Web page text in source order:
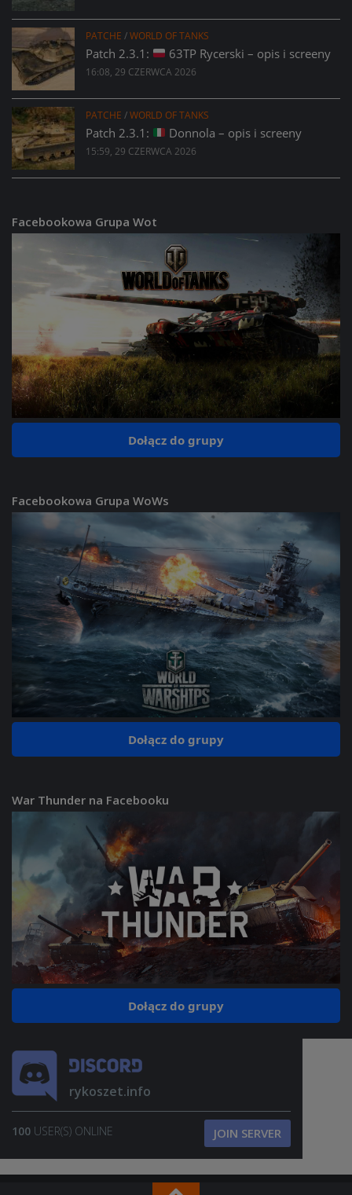
PATCHE /WORLD OF TANKS
Patch 2.3.1: 63TP Rycerski – opis i screeny
16:08, 29 CZERWCA 2026
PATCHE /WORLD OF TANKS
Patch 2.3.1: Donnola – opis i screeny
15:59, 29 CZERWCA 2026
Facebookowa Grupa Wot
Dołącz do grupy
Facebookowa Grupa WoWs
Dołącz do grupy
War Thunder na Facebooku
Dołącz do grupy
rykoszet.info
100 USER(S) ONLINE JOIN SERVER